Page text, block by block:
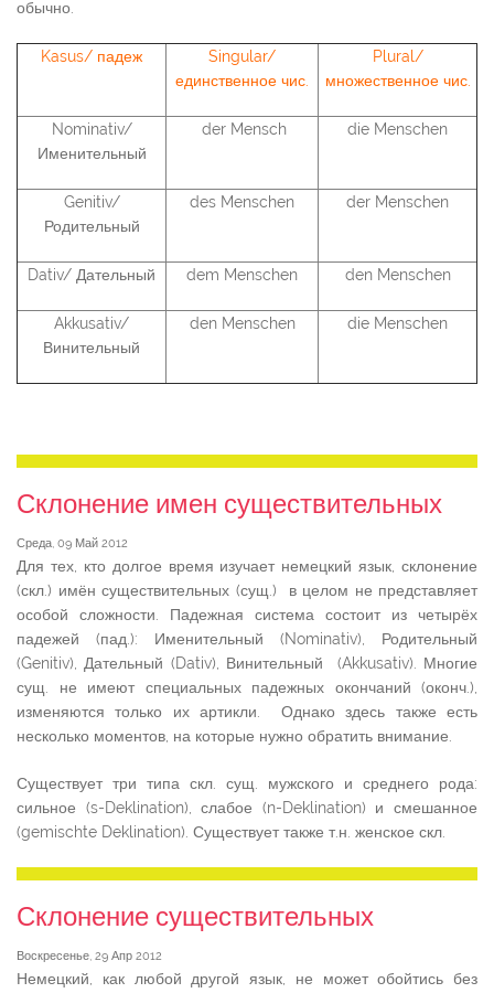
обычно.
Kasus/ падеж
Singular/
единственное чис.
Plural/
множественное чис.
Nominativ/
Именительный
der Mensch die Menschen
Genitiv/
Родительный
des Menschen der Menschen
Dativ/ Дательный dem Menschen den Menschen
Akkusativ/
Винительный
den Menschen die Menschen
Склонение имен существительных
Среда, 09 Май 2012
Для тех, кто долгое время изучает немецкий язык, склонение
(скл.) имён существительных (сущ.) в целом не представляет
особой сложности. Падежная система состоит из четырёх
падежей (пад.): Именительный (Nominativ), Родительный
(Genitiv), Дательный (Dativ), Винительный (Akkusativ). Многие
сущ. не имеют специальных падежных окончаний (оконч.),
изменяются только их артикли. Однако здесь также есть
несколько моментов, на которые нужно обратить внимание.
Существует три типа скл. сущ. мужского и среднего рода:
сильное (s-Deklination), слабое (n-Deklination) и смешанное
(gemischte Deklination). Существует также т.н. женское скл.
Склонение существительных
Воскресенье, 29 Апр 2012
Немецкий, как любой другой язык, не может обойтись без